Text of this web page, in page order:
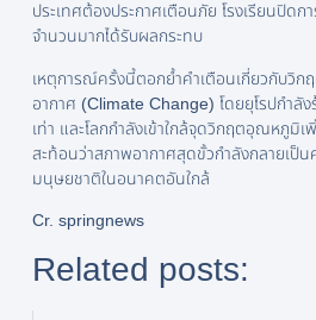
ประเทศต้องประกาศเตือนภัย โรงเรียนปิดก
จำนวนมากได้รับผลกระทบ
เหตุการณ์ครั้งนี้ตอกย้ำคำเตือนเกี่ยวกับวิก
อากาศ (Climate Change) โดยยุโรปกำลัง
เท่า และโลกกำลังเข้าใกล้จุดวิกฤตอุณหภูมิ
สะท้อนว่าสภาพอากาศสุดขั้วกำลังกลายเป็
มนุษยชาติในอนาคตอันใกล้
Cr. springnews
Related posts: